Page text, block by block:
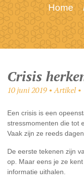
Home
Crisis
10 juni 2019 • Artikel •
Een crisis is een
stressmomenten die tot
Vaak zijn ze reeds
De eerste tekenen zijn
op. Maar eens je ze
informatie uithalen.